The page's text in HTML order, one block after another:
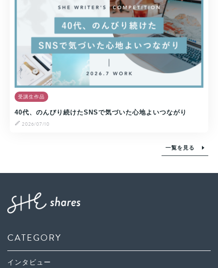
受講生作品
40代、のんびり続けたSNSで気づいた心地よいつながり
2026/07/10
一覧を見る
CATEGORY
インタビュー